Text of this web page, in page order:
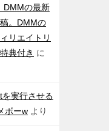
DMMの最新
。DMMの
リエイトリ
典付き に
実行させる
ボーw より